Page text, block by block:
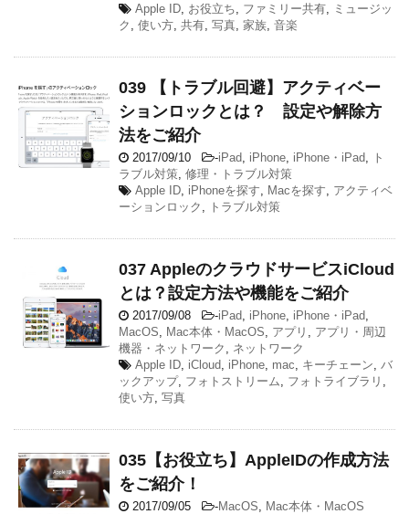
Apple ID, お役立ち, ファミリー共有, ミュージッ
ク , 使い方, 共有, 写真, 家族, 音楽
039 【トラブル回避】アクティベー
ションロックとは？ 設定や解除方
法をご紹介
2017/09/10 -iPad, iPhone, iPhone・iPad,
ト
ラブル対策, 修理・トラブル対策
Apple ID, iPhoneを探す, Macを探す, アクティベ
ーションロック , トラブル対策
037 AppleのクラウドサービスiCloud
とは？設定方法や機能をご紹介
2017/09/08 -iPad, iPhone, iPhone・iPad,
MacOS, Mac本体・MacOS, アプリ , アプリ・周辺
機器・ネットワーク , ネットワーク
Apple ID, iCloud, iPhone, mac, キーチェーン, バ
ックアップ, フォトストリーム, フォトライブラリ ,
使い方, 写真
035【お役立ち】AppleIDの作成方法
をご紹介！
2017/09/05 -MacOS, Mac本体・MacOS